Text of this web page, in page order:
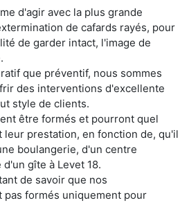
d'agir avec la plus grande
de cafards rayés, pour
de garder intact, l'image de
que préventif, nous sommes
des interventions d'excellente
style de clients.
être formés et pourront quel
leur prestation, en fonction de, qu'il
boulangerie, d'un centre
gîte à Levet 18.
de savoir que nos
formés uniquement pour